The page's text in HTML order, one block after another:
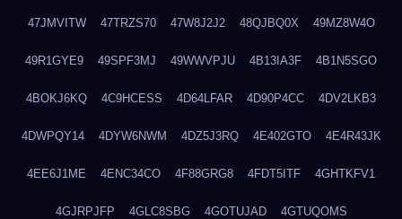
47JMVITW 47TRZS70 47W8J2J2 48QJBQ0X 49MZ8W4O
49R1GYE9 49SPF3MJ 49WWVPJU 4B13IA3F 4B1N5SGO
4BOKJ6KQ 4C9HCESS 4D64LFAR 4D90P4CC 4DV2LKB3
4DWPQY14 4DYW6NWM 4DZ5J3RQ 4E402GTO 4E4R43JK
4EE6J1ME 4ENC34CO 4F88GRG8 4FDT5ITF 4GHTKFV1
4GJRPJFP 4GLC8SBG 4GOTUJAD 4GTUQOMS